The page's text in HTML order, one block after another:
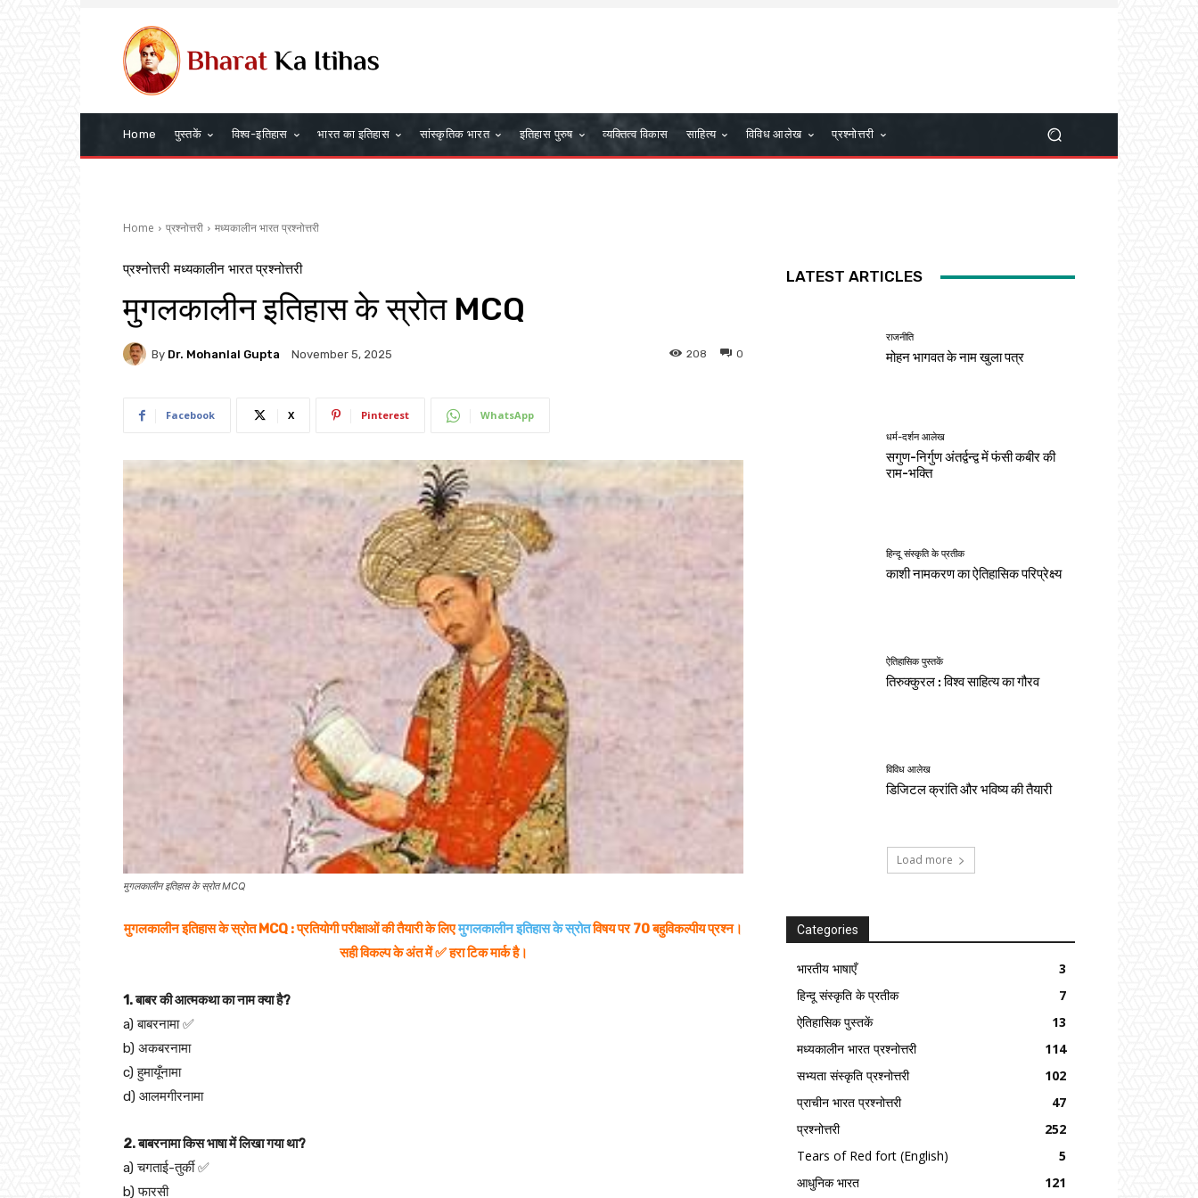
Home पुस्तकें विश्व-इतिहास भारत का इतिहास सांस्कृतिक भारत इतिहास पुरुष व्यक्तित्व विकास साहित्य विविध आलेख प्रश्नोत्तरी
Home प्रश्नोत्तरी मध्यकालीन भारत प्रश्नोत्तरी
प्रश्नोत्तरी मध्यकालीन भारत प्रश्नोत्तरी
मुगलकालीन इतिहास के स्रोत MCQ
By Dr. Mohanlal Gupta November 5, 2025 0
208
Facebook X Pinterest WhatsApp
मुगलकालीन इतिहास के स्रोत MCQ
मुगलकालीन इतिहास के स्रोत MCQ : प्रतियोगी परीक्षाओं की तैयारी के लिएमुगलकालीन इतिहास के स्रोतविषय पर 70 बहुविकल्पीय प्रश्न।
सही विकल्प के अंत में ✅ हरा टिक मार्क है।
1. बाबर की आत्मकथा का नाम क्या है?
a) बाबरनामा ✅
b) अकबरनामा
c) हुमायूँनामा
d) आलमगीरनामा
2. बाबरनामा किस भाषा में लिखा गया था?
a) चगताई-तुर्की ✅
b) फारसी
LATEST ARTICLES
राजनीति
मोहन भागवत के नाम खुला पत्र
धर्म-दर्शन आलेख
सगुण-निर्गुण अंतर्द्वन्द्व में फंसी कबीर की
राम-भक्ति
हिन्दू संस्कृति के प्रतीक
काशी नामकरण का ऐतिहासिक परिप्रेक्ष्य
ऐतिहासिक पुस्तकें
तिरुक्कुरल : विश्व साहित्य का गौरव
विविध आलेख
डिजिटल क्रांति और भविष्य की तैयारी
Load more
Categories
भारतीय भाषाएँ
3
हिन्दू संस्कृति के प्रतीक
7
ऐतिहासिक पुस्तकें
13
मध्यकालीन भारत प्रश्नोत्तरी
114
सभ्यता संस्कृति प्रश्नोत्तरी
102
प्राचीन भारत प्रश्नोत्तरी
47
प्रश्नोत्तरी
252
Tears of Red fort (English)
5
आधुनिक भारत
121